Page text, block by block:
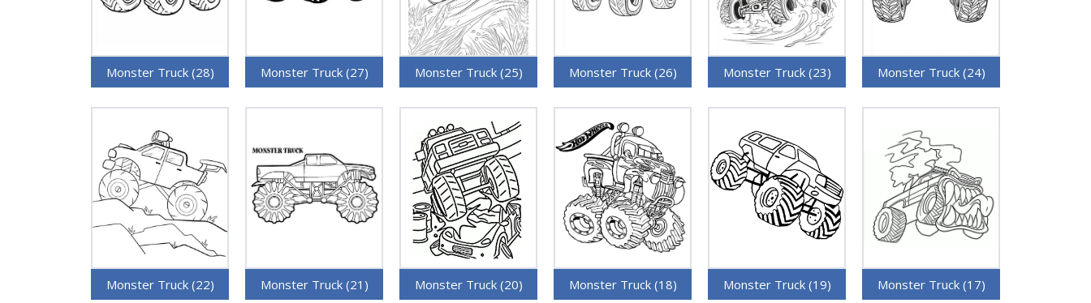
Monster Truck (28) Monster Truck (27) Monster Truck (25) Monster Truck (26) Monster Truck (23) Monster Truck (24)
Monster Truck (22) Monster Truck (21) Monster Truck (20) Monster Truck (18) Monster Truck (19) Monster Truck (17)